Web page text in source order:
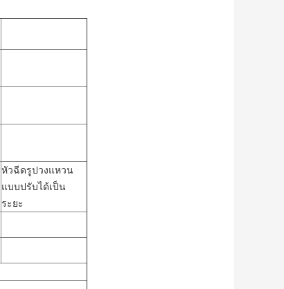
หัวฉีดรูปวงแหวน
แบบปรับได้เป็น
ระยะ